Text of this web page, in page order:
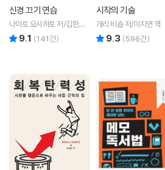
신경 끄기 연습
나이토 요시히토 저/김한나
역 9.1 (141건)
시작의 기술
개리 비숍 저/이지연 역
9.3 (596건)